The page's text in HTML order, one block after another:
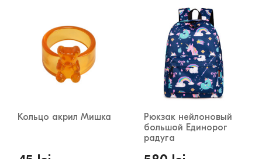
Кольцо акрил Мишка
Рюкзак нейлоновый
большой Единорог
радуга